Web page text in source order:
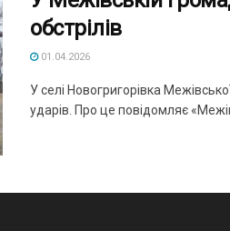
обстрілів
01.04.2026
У селі Новогригорівка
ударів. Про це повідомляє